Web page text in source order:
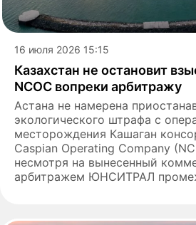
16 июля 2026 15:15
Казахстан не остановит
NCOC вопреки арбитражу
Астана не намерена
экологического штрафа с
месторождения Кашаган
Caspian Operating Company
несмотря на вынесенный
арбитражем ЮНСИТРАЛ